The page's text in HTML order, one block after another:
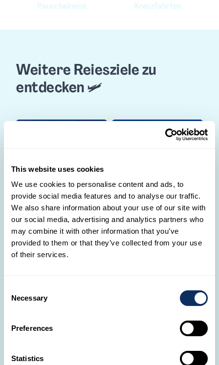
This website uses cookies
We use cookies to personalise content and ads, to
provide social media features and to analyse our traffic.
We also share information about your use of our site with
our social media, advertising and analytics partners who
may combine it with other information that you’ve
provided to them or that they’ve collected from your use
of their services.
Selection
Necessary
Preferences
Statistics
Pauschalreise Kreuzfahrten
Weitere Reiesziele zu
entdecken 🛩️
Karibik Martinique
Jamaika
Wohin möchtest du
Reiseprojekt mit. Einer
wird dich kontaktieren,
um es zu realisieren.